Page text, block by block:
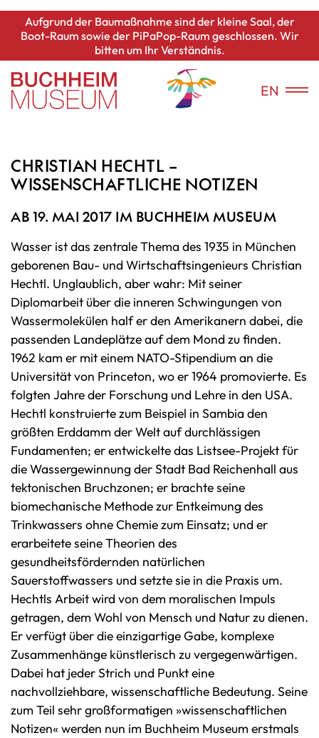
Aufgrund der Baumaßnahme sind der kleine Saal, der
Boot-Raum sowie der PiPaPop-Raum geschlossen. Wir
bitten um Ihr Verständnis.
EN
CHRISTIAN HECHTL –
WISSENSCHAFTLICHE NOTIZEN
AB 19. MAI 2017 IM BUCHHEIM MUSEUM
Wasser ist das zentrale Thema des 1935 in München
geborenen Bau- und Wirtschaftsingenieurs Christian
Hechtl. Unglaublich, aber wahr: Mit seiner
Diplomarbeit über die inneren Schwingungen von
Wassermolekülen half er den Amerikanern dabei, die
passenden Landeplätze auf dem Mond zu finden.
1962 kam er mit einem NATO-Stipendium an die
Universität von Princeton, wo er 1964 promovierte. Es
folgten Jahre der Forschung und Lehre in den USA.
Hechtl konstruierte zum Beispiel in Sambia den
größten Erddamm der Welt auf durchlässigen
Fundamenten; er entwickelte das Listsee-Projekt für
die Wassergewinnung der Stadt Bad Reichenhall aus
tektonischen Bruchzonen; er brachte seine
biomechanische Methode zur Entkeimung des
Trinkwassers ohne Chemie zum Einsatz; und er
erarbeitete seine Theorien des
gesundheitsfördernden natürlichen
Sauerstoffwassers und setzte sie in die Praxis um.
Hechtls Arbeit wird von dem moralischen Impuls
getragen, dem Wohl von Mensch und Natur zu dienen.
Er verfügt über die einzigartige Gabe, komplexe
Zusammenhänge künstlerisch zu vergegenwärtigen.
Dabei hat jeder Strich und Punkt eine
nachvollziehbare, wissenschaftliche Bedeutung. Seine
zum Teil sehr großformatigen »wissenschaftlichen
Notizen« werden nun im Buchheim Museum erstmals